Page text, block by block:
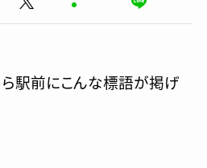
駅前にこんな標語が掲げ